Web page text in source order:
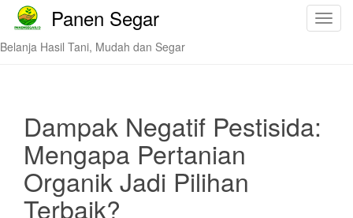
T
Panen Segar
Belanja Hasil Tani, Mudah dan Segar
Dampak Negatif Pestisida:
Mengapa Pertanian
Organik Jadi Pilihan
Terbaik?